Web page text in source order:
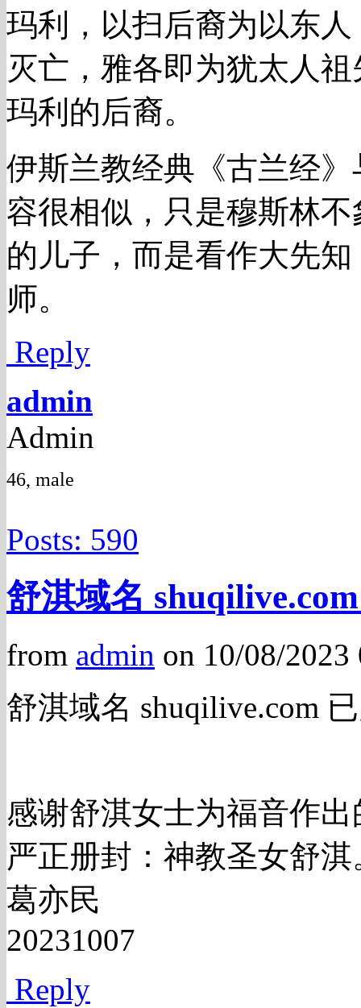
玛利，以扫后裔为以东
灭亡，雅各即为犹太人
玛利的后裔。
伊斯兰教经典《古兰经
容很相似，只是穆斯林
的儿子，而是看作大先
师。
Reply
admin
Admin
46, male
Posts: 590
舒淇域名
from admin on 10/08/
舒淇域名 shuqilive.com
感谢舒淇女士为福音作
严正册封：神教圣女舒淇
葛亦民
20231007
Reply